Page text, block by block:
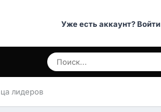
Уже есть аккаунт? Войти
лидеров